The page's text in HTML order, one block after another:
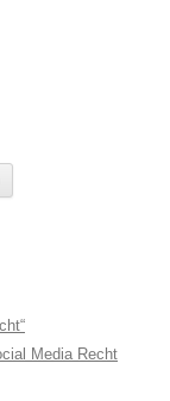
Media Recht